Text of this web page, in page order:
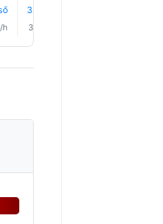
h
38% Eső
3.0 km/h